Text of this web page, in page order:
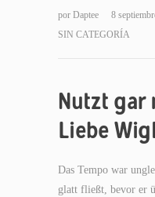
por Daptee
8
SIN CATEGORÍA
Nutzt gar
Liebe
Das Tempo war
glatt fließt, bevor er